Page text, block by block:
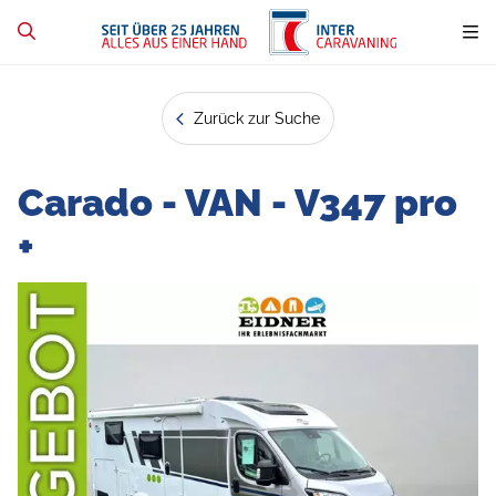
Zurück zur Suche
Carado - VAN - V347 pro
+